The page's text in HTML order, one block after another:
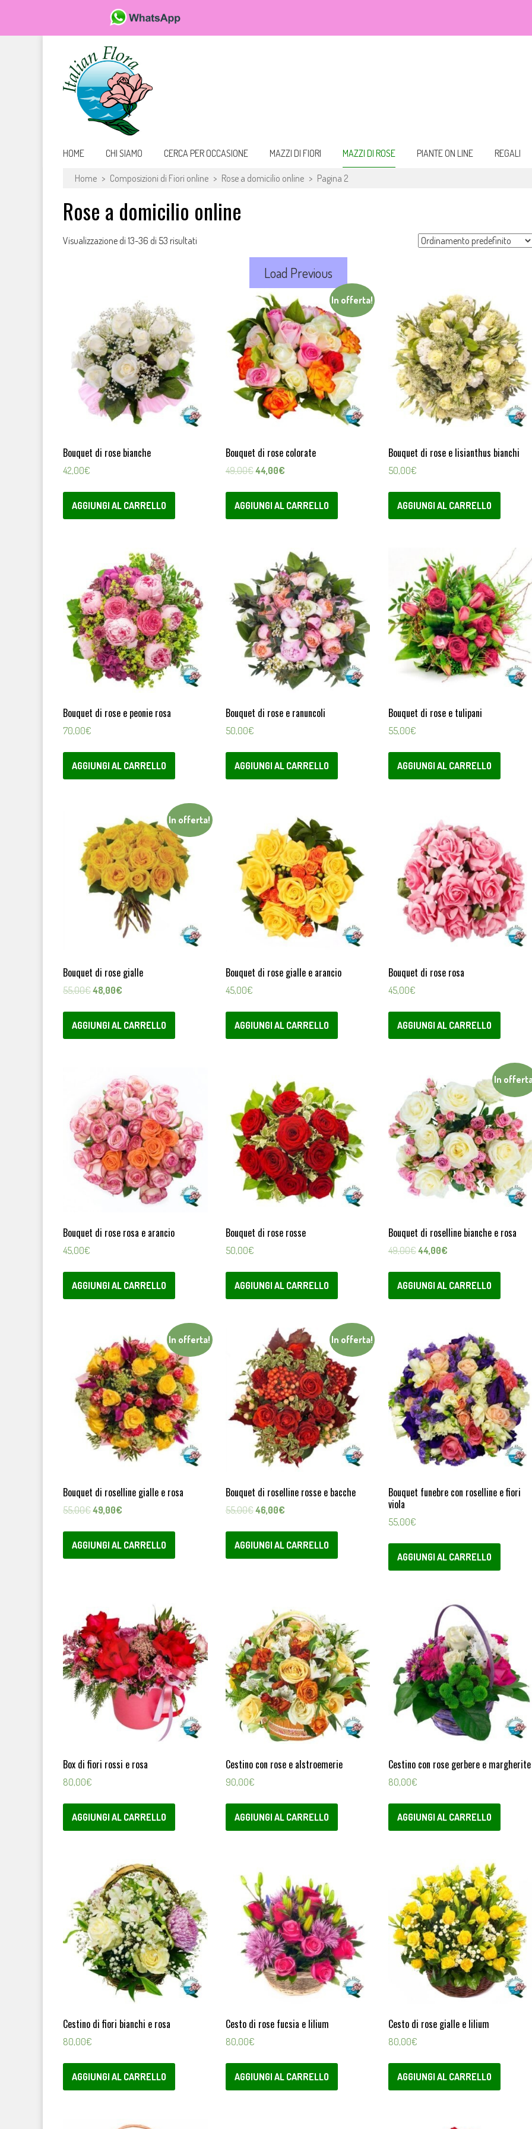
HOME CHI SIAMO CERCA PER OCCASIONE MAZZI DI FIORI MAZZI DI ROSE PIANTE ON LINE REGALI
Home > Composizioni di Fiori online > Rose a domicilio online > Pagina 2
Rose a domicilio online
Visualizzazione di 13-36 di 53 risultati
Load Previous
Bouquet di rose bianche
42,00€
AGGIUNGI AL CARRELLO
In offerta!
Bouquet di rose colorate
49,00€Il
era:
44,00€Il
è:
AGGIUNGI AL CARRELLO
Bouquet di rose e lisianthus bianchi
50,00€
AGGIUNGI AL CARRELLO
Bouquet di rose e peonie rosa
70,00€
AGGIUNGI AL CARRELLO
Bouquet di rose e ranuncoli
50,00€
AGGIUNGI AL CARRELLO
Bouquet di rose e tulipani
55,00€
AGGIUNGI AL CARRELLO
In offerta!
Bouquet di rose gialle
55,00€Il
era:
48,00€
è:
AGGIUNGI AL CARRELLO
Bouquet di rose gialle e arancio
45,00€
AGGIUNGI AL CARRELLO
Bouquet di rose rosa
45,00€
AGGIUNGI AL CARRELLO
Bouquet di rose rosa e arancio
45,00€
AGGIUNGI AL CARRELLO
Bouquet di rose rosse
50,00€
AGGIUNGI AL CARRELLO
In
Bouquet di roselline bianche e rosa
49,00€Il
era:
44,00€Il
è:
AGGIUNGI AL CARRELLO
In offerta!
Bouquet di roselline gialle e rosa
55,00€Il
era:
49,00€
è:
AGGIUNGI AL CARRELLO
In offerta!
Bouquet di roselline rosse e bacche
55,00€Il
era:
46,00€Il
è:
AGGIUNGI AL CARRELLO
Bouquet funebre con roselline e fiori
viola
55,00€
AGGIUNGI AL CARRELLO
Box di fiori rossi e rosa
80,00€
AGGIUNGI AL CARRELLO
Cestino con rose e alstroemerie
90,00€
AGGIUNGI AL CARRELLO
Cestino con rose gerbere e margherite
80,00€
AGGIUNGI AL CARRELLO
Cestino di fiori bianchi e rosa
80,00€
AGGIUNGI AL CARRELLO
Cesto di rose fucsia e lilium
80,00€
AGGIUNGI AL CARRELLO
Cesto di rose gialle e lilium
80,00€
AGGIUNGI AL CARRELLO